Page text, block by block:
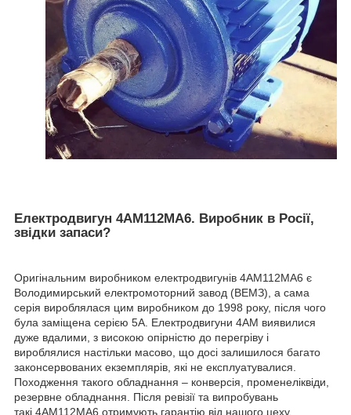
Електродвигун 4АМ112МА6. Виробник в Росії,
звідки запаси?
Оригінальним виробником електродвигунів 4АМ112МА6 є
Володимирський електромоторний завод (ВЕМЗ), а сама
серія вироблялася цим виробником до 1998 року, після чого
була заміщена серією 5А. Електродвигуни 4АМ виявилися
дуже вдалими, з високою опірністю до перегріву і
вироблялися настільки масово, що досі залишилося багато
законсервованих екземплярів, які не експлуатувалися.
Походження такого обладнання – конверсія, променеліквіди,
резервне обладнання. Після ревізії та випробувань
такі 4АМ112МА6 отримують гарантію від нашого цеху,